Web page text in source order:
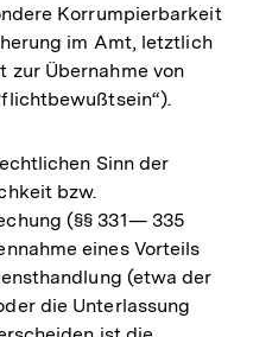
Korrumpierbarkeit
im Amt, letztlich
zur Übernahme von
Sinn der
bzw.
(§§ 331— 335
eines Vorteils
(etwa der
die Unterlassung